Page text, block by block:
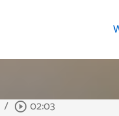
/ play_circle_outline 02:03